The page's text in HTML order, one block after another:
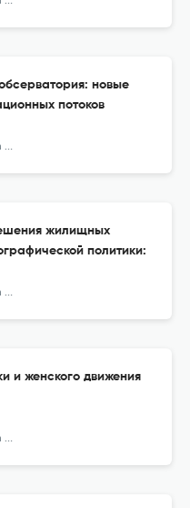
новые
потоков
жилищных
политики:
и женского движения